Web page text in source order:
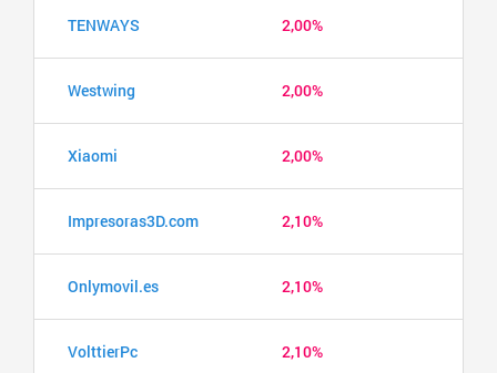
TENWAYS 2,00%
Westwing 2,00%
Xiaomi 2,00%
Impresoras3D.com 2,10%
Onlymovil.es 2,10%
VolttierPc 2,10%